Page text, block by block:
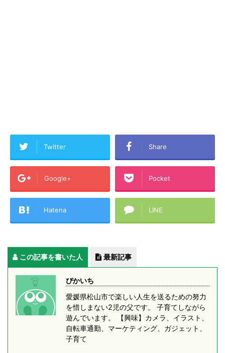
Twitter Share
Google+ Pocket
Hatena LINE
この記事を書いた人 最新記事
ぴかいち
愛媛県松山市で楽しい人生を送るための努力
を惜しまない2児の父です。 子育てしながら
遊んでいます。 【興味】カメラ、イラスト、
自転車通勤、マーケティング、ガジェット、
子育て